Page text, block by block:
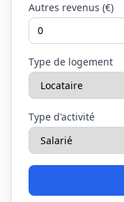
Autres revenus (€)
Type de logement
Type d'activité